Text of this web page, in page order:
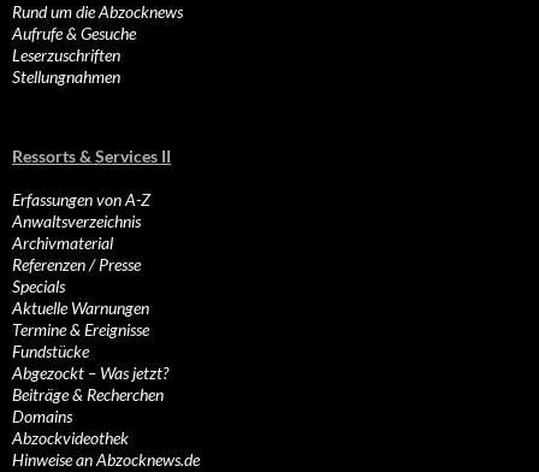
Rund um die Abzocknews
Aufrufe & Gesuche
Leserzuschriften
Stellungnahmen
Ressorts & Services II
Erfassungen von A-Z
Anwaltsverzeichnis
Archivmaterial
Referenzen / Presse
Specials
Aktuelle Warnungen
Termine & Ereignisse
Fundstücke
Abgezockt – Was jetzt?
Beiträge & Recherchen
Domains
Abzockvideothek
Hinweise an Abzocknews.de